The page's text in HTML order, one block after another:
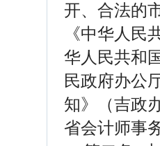
开、合法的
《中华人民
华人民共和
民政府办公
知》（吉政
省会计师事